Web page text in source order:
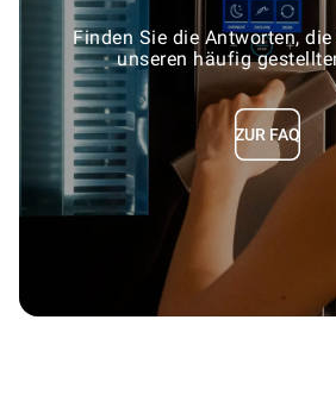
Finden Sie die Antworten,
unseren häufig
ZUR FAQ